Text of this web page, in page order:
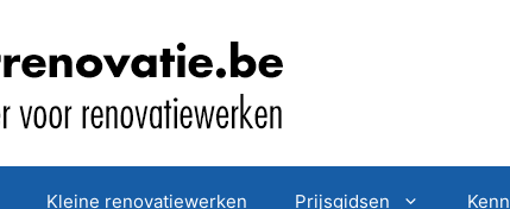
Kleine renovatiewerken Prijsgidsen